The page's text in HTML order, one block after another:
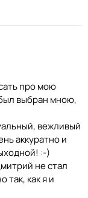
про мою
выбран мною,
вежливый
аккуратно и
:-)
не стал
так, как я и